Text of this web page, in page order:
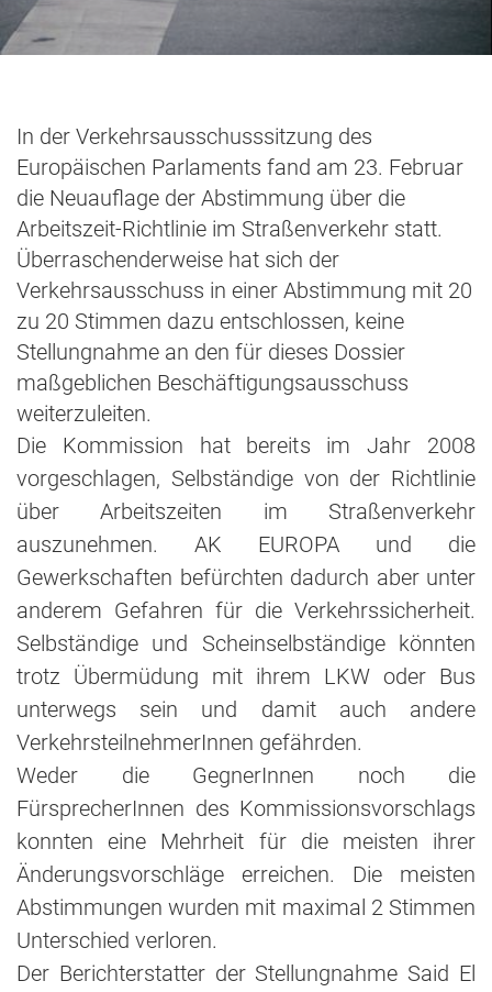
In der Verkehrsausschusssitzung des
Europäischen Parlaments fand am 23. Februar
die Neuauflage der Abstimmung über die
Arbeitszeit-Richtlinie im Straßenverkehr statt.
Überraschenderweise hat sich der
Verkehrsausschuss in einer Abstimmung mit 20
zu 20 Stimmen dazu entschlossen, keine
Stellungnahme an den für dieses Dossier
maßgeblichen Beschäftigungsausschuss
weiterzuleiten.
Die Kommission hat bereits im Jahr 2008
vorgeschlagen, Selbständige von der Richtlinie
über Arbeitszeiten im Straßenverkehr
auszunehmen. AK EUROPA und die
Gewerkschaften befürchten dadurch aber unter
anderem Gefahren für die Verkehrssicherheit.
Selbständige und Scheinselbständige könnten
trotz Übermüdung mit ihrem LKW oder Bus
unterwegs sein und damit auch andere
VerkehrsteilnehmerInnen gefährden.
Weder die GegnerInnen noch die
FürsprecherInnen des Kommissionsvorschlags
konnten eine Mehrheit für die meisten ihrer
Änderungsvorschläge erreichen. Die meisten
Abstimmungen wurden mit maximal 2 Stimmen
Unterschied verloren.
Der Berichterstatter der Stellungnahme Said El